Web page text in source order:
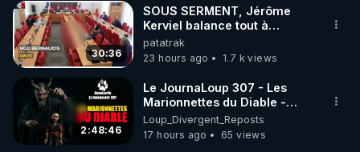
30:36
SOUS SERMENT, Jérôme
Kerviel balance tout à
l'Assemblée !
patatrak
23 hours ago
1.7 k views
2:48:46
Le JournaLoup 307 - Les
Marionnettes du Diable -
Loup Divergent 2026.08.07
Loup_Divergent_Reposts
17 hours ago
65 views